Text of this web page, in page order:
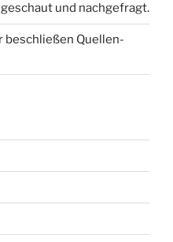
und nachgefragt.
beschließen Quellen-